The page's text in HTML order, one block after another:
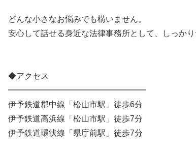
どんな小さなお悩みでも構いません。
安心して話せる身近な法律事務所として、しっかり
◆アクセス
━━━━━━━━━━━━━━━━━
伊予鉄道郡中線「松山市駅」徒歩6分
伊予鉄道高浜線「松山市駅」徒歩7分
伊予鉄道環状線「県庁前駅」徒歩7分